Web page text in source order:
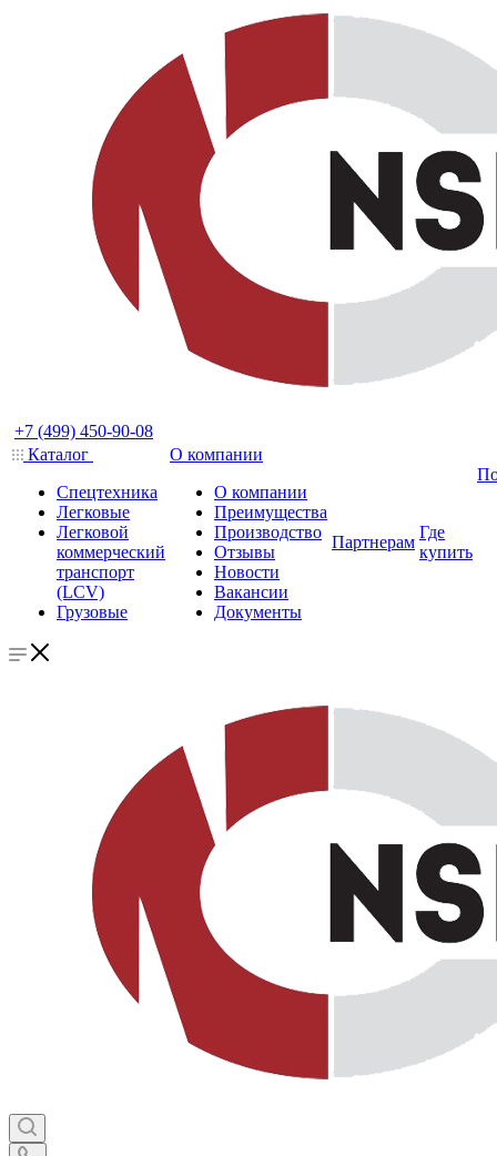
+7 (499) 450-90-08
Каталог
Спецтехника
Легковые
Легковой
коммерческий
транспорт
(LCV)
Грузовые
О компании
О компании
Преимущества
Производство
Отзывы
Новости
Вакансии
Документы
Партнерам
Где
купить